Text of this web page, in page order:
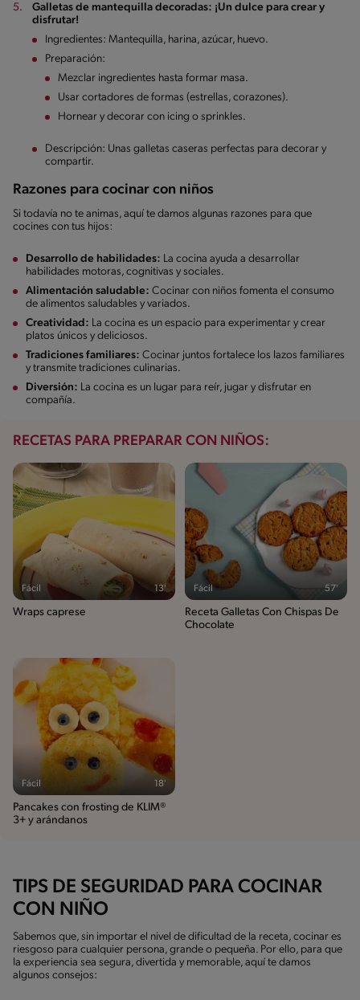
Galletas de mantequilla decoradas: ¡Un dulce para crear y
disfrutar!
Ingredientes: Mantequilla, harina, azúcar, huevo.
Preparación:
Mezclar ingredientes hasta formar masa.
Usar cortadores de formas (estrellas, corazones).
Hornear y decorar con icing o sprinkles.
Descripción: Unas galletas caseras perfectas para decorar y
compartir.
Razones para cocinar con niños
Si todavía no te animas, aquí te damos algunas razones para que
cocines con tus hijos:
Desarrollo de habilidades: La cocina ayuda a desarrollar
habilidades motoras, cognitivas y sociales.
Alimentación saludable: Cocinar con niños fomenta el consumo
de alimentos saludables y variados.
Creatividad: La cocina es un espacio para experimentar y crear
platos únicos y deliciosos.
Tradiciones familiares: Cocinar juntos fortalece los lazos familiares
y transmite tradiciones culinarias.
Diversión: La cocina es un lugar para reír, jugar y disfrutar en
compañía.
RECETAS PARA PREPARAR CON NIÑOS:
Fácil 13'
Wraps caprese
Fácil 57'
Receta Galletas Con Chispas De
Chocolate
Fácil 18'
Pancakes con frosting de KLIM®
3+ y arándanos
TIPS DE SEGURIDAD PARA COCINAR
CON NIÑO
Sabemos que, sin importar el nivel de dificultad de la receta, cocinar es
riesgoso para cualquier persona, grande o pequeña. Por ello, para que
la experiencia sea segura, divertida y memorable, aquí te damos
algunos consejos: